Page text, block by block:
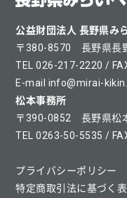
公益財団法人 長野県み
〒380-8570 長野県長
TEL 026-217-2220 /
E-mail info@mirai-
松本事務所
〒390-0852 長野県松
TEL 0263-50-5535 /
プライバシーポリシー
特定商取引法に基づく